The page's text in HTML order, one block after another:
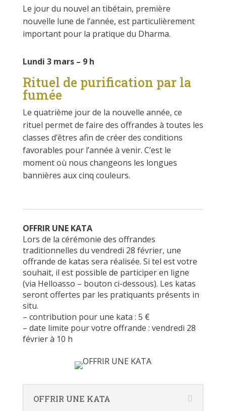
Le jour du nouvel an tibétain, première
nouvelle lune de l’année, est particulièrement
important pour la pratique du Dharma.
Lundi 3 mars – 9 h
Rituel de purification par la
fumée
Le quatrième jour de la nouvelle année, ce
rituel permet de faire des offrandes à toutes les
classes d’êtres afin de créer des conditions
favorables pour l’année à venir. C’est le
moment où nous changeons les longues
bannières aux cinq couleurs.
OFFRIR UNE KATA
Lors de la cérémonie des offrandes
traditionnelles du vendredi 28 février, une
offrande de katas sera réalisée. Si tel est votre
souhait, il est possible de participer en ligne
(via Helloasso – bouton ci-dessous). Les katas
seront offertes par les pratiquants présents in
situ.
– contribution pour une kata : 5 €
– date limite pour votre offrande : vendredi 28
février à 10 h
OFFRIR UNE KATA